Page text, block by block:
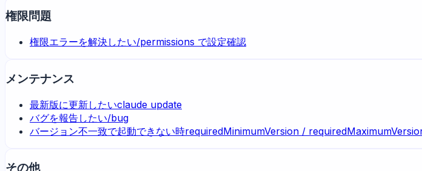
権限問題
権限エラーを解決したい/permissions で設定確認
メンテナンス
最新版に更新したいclaude update
バグを報告したい/bug
バージョン不一致で起動できない時requiredMinimumVersion /
その他